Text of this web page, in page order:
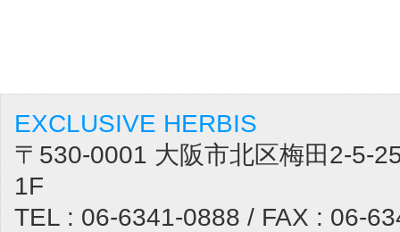
EXCLUSIVE HERBIS
〒530-0001 大阪市北区梅田2-5-
1F
TEL : 06-6341-0888 / FAX : 06-